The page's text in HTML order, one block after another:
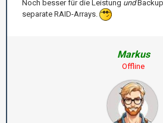
Noch besser für die Leistung und
separate RAID-Arrays.
Markus
Offline